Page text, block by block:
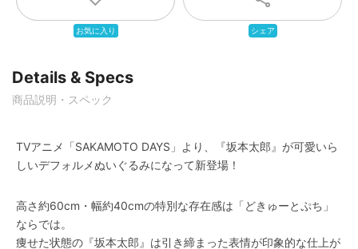
Details & Specs
商品説明・スペック
TVアニメ「SAKAMOTO DAYS」より、『坂本太郎』が可愛いら
しいデフォルメぬいぐるみになって新登場！
高さ約60cm・幅約40cmの特別な存在感は「どきゅーとぷち」
ならでは。
痩せた状態の『坂本太郎』は引き締まった表情が印象的な仕上が